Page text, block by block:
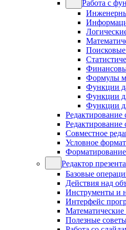
Работа с
Формулы
Функции
Функции
Функции
Редактирование
Редактирование
Совместное
Условное
Форматирование
Редактор
Базовые
Действия над
Инструменты и
Интерфейс
Полезные